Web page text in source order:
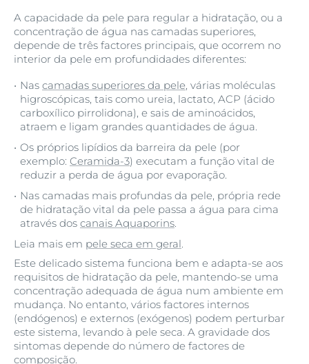
A capacidade da pele para regular a hidratação, ou a
concentração de água nas camadas superiores,
depende de três factores principais, que ocorrem no
interior da pele em profundidades diferentes:
Nas camadas superiores da pele, várias moléculas
higroscópicas, tais como ureia, lactato, ACP (ácido
carboxílico pirrolidona), e sais de aminoácidos,
atraem e ligam grandes quantidades de água.
Os próprios lipídios da barreira da pele (por
exemplo: Ceramida-3) executam a função vital de
reduzir a perda de água por evaporação.
Nas camadas mais profundas da pele, própria rede
de hidratação vital da pele passa a água para cima
através dos canais Aquaporins.
Leia mais em pele seca em geral.
Este delicado sistema funciona bem e adapta-se aos
requisitos de hidratação da pele, mantendo-se uma
concentração adequada de água num ambiente em
mudança. No entanto, vários factores internos
(endógenos) e externos (exógenos) podem perturbar
este sistema, levando à pele seca. A gravidade dos
sintomas depende do número de factores de
composição.